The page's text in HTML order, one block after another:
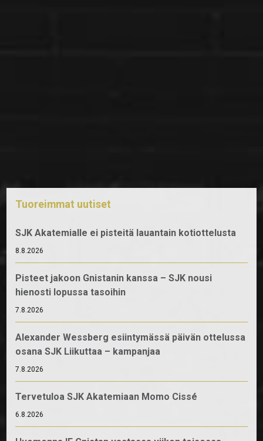
Tuoreimmat uutiset
SJK Akatemialle ei pisteitä lauantain kotiottelusta
8.8.2026
Pisteet jakoon Gnistanin kanssa – SJK nousi
hienosti lopussa tasoihin
7.8.2026
Alexander Wessberg esiintymässä päivän ottelussa
osana SJK Liikuttaa – kampanjaa
7.8.2026
Tervetuloa SJK Akatemiaan Momo Cissé
6.8.2026